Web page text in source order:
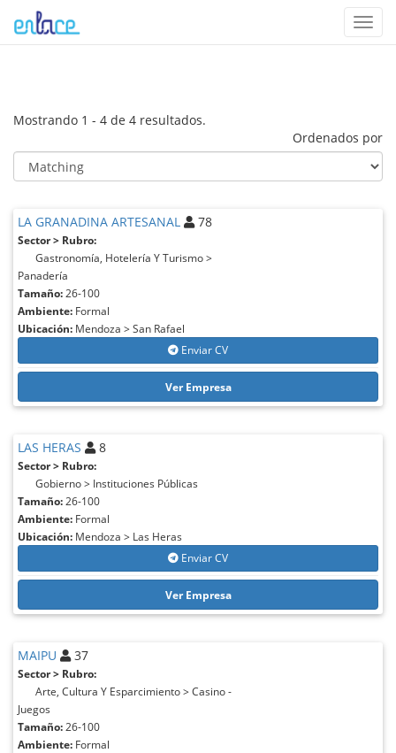
Mostrando 1 - 4 de 4 resultados.
Ordenados por
LA GRANADINA ARTESANAL 78
Sector > Rubro:
Gastronomía, Hotelería Y Turismo >
Panadería
Tamaño: 26-100
Ambiente: Formal
Ubicación: Mendoza > San Rafael
Enviar CV
Ver Empresa
LAS HERAS 8
Sector > Rubro:
Gobierno > Instituciones Públicas
Tamaño: 26-100
Ambiente: Formal
Ubicación: Mendoza > Las Heras
Enviar CV
Ver Empresa
MAIPU 37
Sector > Rubro:
Arte, Cultura Y Esparcimiento > Casino -
Juegos
Tamaño: 26-100
Ambiente: Formal